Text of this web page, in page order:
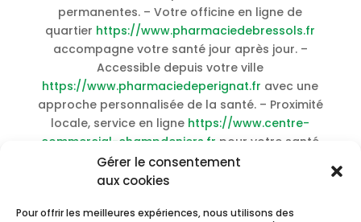
Gérer le consentement
aux cookies
Pour offrir les meilleures expériences, nous utilisons des
permanentes. – Votre officine en ligne de
quartier https://www.pharmaciedebressols.fr
accompagne votre santé jour après jour. –
Accessible depuis votre ville
https://www.pharmaciedeperignat.fr avec une
approche personnalisée de la santé. – Proximité
locale, service en ligne https://www.centre-
commercial-champdeniers.fr pour votre santé
prise au sérieux. – Votre pharmacie
communautaire en ligne
réactivité. –Acheter Aurogra sans ordonnance